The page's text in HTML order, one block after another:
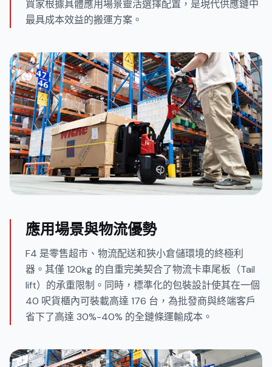
買家根據具體應用場景靈活選擇配置，是現代供應鏈中
最具成本效益的搬運方案。
應用場景與物流優勢
F4 是零售超市、物流配送和狹小倉儲環境的終極利
器。其僅 120kg 的自重完美契合了物流卡車尾板（Tail
lift）的承重限制。同時，標準化的包裝設計使其在一個
40 呎貨櫃內可裝載高達 176 台，為批發商與終端客戶
省下了高達 30%-40% 的全鏈條運輸成本。